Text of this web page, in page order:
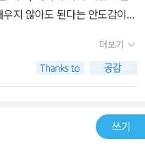
라도, 나 자신은 마치 해변에
때때로 좀 매끈한 조약돌이나
만, 저 진리의 바다는 전혀 비
펼쳐져 있다”라고 말했지만,
학하고도 생활고 때문에 스스
했다. 1687년 『자연 철학의 수
지 않아도 된다는 안도감이었
는 것에 대한 두려움을 떨쳐보
알고 어디부터 머리아파 포기
도 이해할 수 있는 부분이 있
자의 프로필과 책으로 보아 뉴
더보기
쓰기